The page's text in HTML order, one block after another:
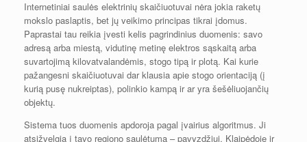
Internetiniai saulės elektrinių skaičiuotuvai nėra jokia raketų
mokslo paslaptis, bet jų veikimo principas tikrai įdomus.
Paprastai tau reikia įvesti kelis pagrindinius duomenis: savo
adresą arba miestą, vidutinę metinę elektros sąskaitą arba
suvartojimą kilovatvalandėmis, stogo tipą ir plotą. Kai kurie
pažangesni skaičiuotuvai dar klausia apie stogo orientaciją (į
kurią pusę nukreiptas), polinkio kampą ir ar yra šešėliuojančių
objektų.
Sistema tuos duomenis apdoroja pagal įvairius algoritmus. Ji
atsižvelgia į tavo regiono saulėtumą – pavyzdžiui, Klaipėdoje ir